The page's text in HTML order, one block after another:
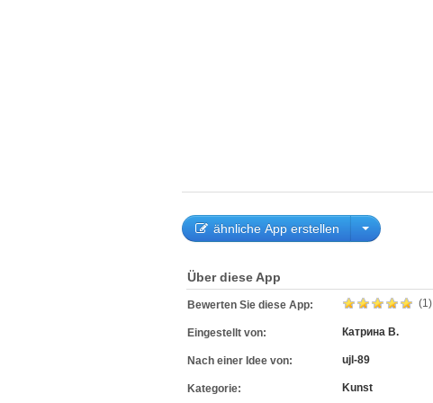
ähnliche App erstellen
Über diese App
Bewerten Sie diese App: (1)
Eingestellt von: Катрина В.
Nach einer Idee von: ujl-89
Kategorie: Kunst